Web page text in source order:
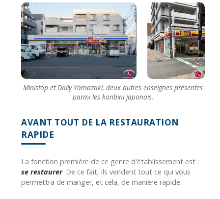
Ministop et Daily Yamazaki, deux autres enseignes présentes
parmi les konbini japonais.
AVANT TOUT DE LA RESTAURATION
RAPIDE
La fonction première de ce genre d'établissement est :
se restaurer. De ce fait, ils vendent tout ce qui vous
permettra de manger, et cela, de manière rapide.